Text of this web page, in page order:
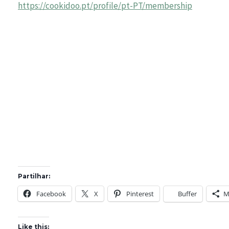
https://cookidoo.pt/profile/pt-PT/membership
Partilhar:
Facebook X Pinterest Buffer
Like this: